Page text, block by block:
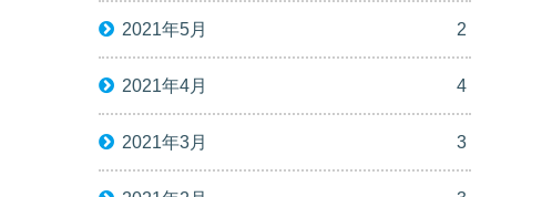
2021年5月 2
2021年4月 4
2021年3月 3